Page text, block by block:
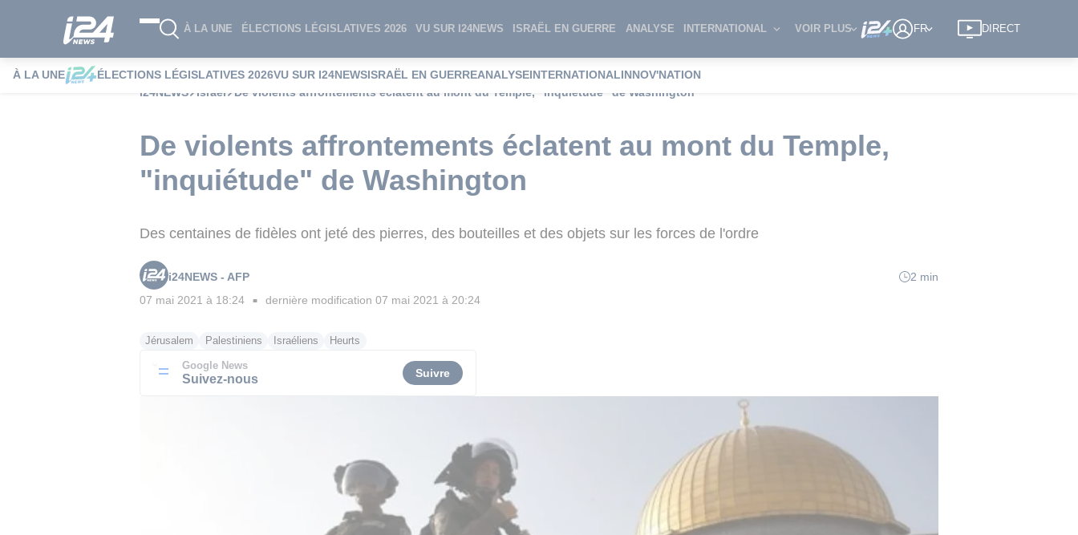
À LA UNE ÉLECTIONS LÉGISLATIVES 2026 VU SUR I24NEWS ISRAËL EN GUERRE ANALYSE INTERNATIONAL VOIR PLUS FR DIRECT
À LA UNE ÉLECTIONS LÉGISLATIVES 2026VU SUR I24NEWSISRAËL EN GUERREANALYSEINTERNATIONALINNOV'NATION
i24NEWS
Israël De violents affrontements éclatent au mont du Temple, "inquiétude" de Washington
De violents affrontements éclatent au mont du Temple,
"inquiétude" de Washington
Des centaines de fidèles ont jeté des pierres, des bouteilles et des objets sur les forces de l'ordre
i24NEWS - AFP
2 min
07 mai 2021 à 18:24 ■ dernière modification 07 mai 2021 à 20:24
Jérusalem Palestiniens Israéliens Heurts
Google News
Suivez-nous Suivre